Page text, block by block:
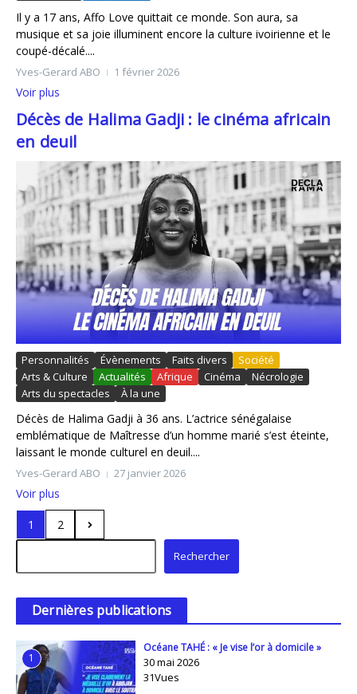
Il y a 17 ans, Affo Love quittait ce monde. Son aura, sa
musique et sa joie illuminent encore la culture ivoirienne et le
coupé-décalé....
Yves-Gerard ABO 1 février 2026
Voir plus
Décès de Halima Gadji : le cinéma africain
en deuil
Personnalités Évènements Faits divers
Société
Arts & Culture
Actualités Afrique Cinéma
Nécrologie
Arts du spectacles
À la une
Décès de Halima Gadji à 36 ans. L’actrice sénégalaise
emblématique de Maîtresse d’un homme marié s’est éteinte,
laissant le monde culturel en deuil....
Yves-Gerard ABO 27 janvier 2026
Voir plus
1
2
Rechercher
Dernières publications
1
Océane TAHÉ : « Je vise l’or à domicile »
30 mai 2026
31Vues